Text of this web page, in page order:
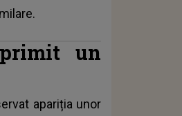
un
apariția unor